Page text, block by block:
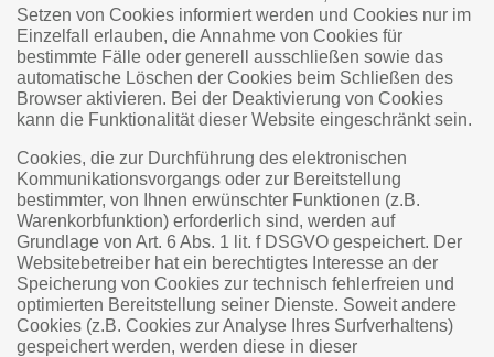
Setzen von Cookies informiert werden und Cookies nur im
Einzelfall erlauben, die Annahme von Cookies für
bestimmte Fälle oder generell ausschließen sowie das
automatische Löschen der Cookies beim Schließen des
Browser aktivieren. Bei der Deaktivierung von Cookies
kann die Funktionalität dieser Website eingeschränkt sein.
Cookies, die zur Durchführung des elektronischen
Kommunikationsvorgangs oder zur Bereitstellung
bestimmter, von Ihnen erwünschter Funktionen (z.B.
Warenkorbfunktion) erforderlich sind, werden auf
Grundlage von Art. 6 Abs. 1 lit. f DSGVO gespeichert. Der
Websitebetreiber hat ein berechtigtes Interesse an der
Speicherung von Cookies zur technisch fehlerfreien und
optimierten Bereitstellung seiner Dienste. Soweit andere
Cookies (z.B. Cookies zur Analyse Ihres Surfverhaltens)
gespeichert werden, werden diese in dieser